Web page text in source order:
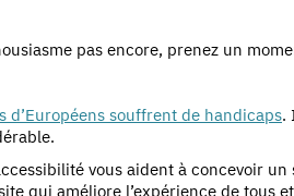
pas encore, prenez un
d’Européens souffrent de handicaps.
vous aident à concevoir un
qui améliore l’expérience de tous